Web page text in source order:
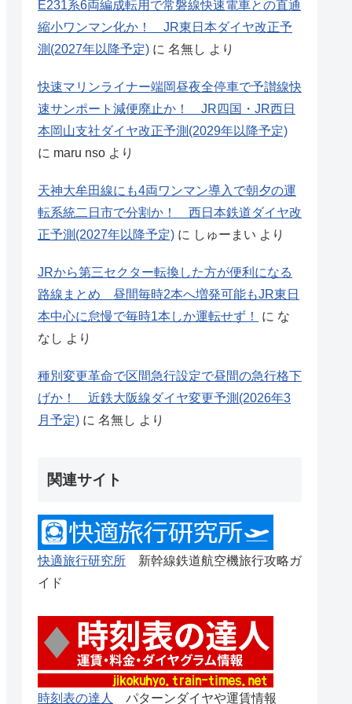
E231系6両編成転用で常磐線快速電車との直通
縮小ワンマン化か！ JR東日本ダイヤ改正予
測(2027年以降予定) に 名無し より
快速マリンライナー端岡昼夜全停車で予讃線快
速サンポート減便廃止か！ JR四国・JR西日
本岡山支社ダイヤ改正予測(2029年以降予定)
に maru nso より
天神大牟田線にも4両ワンマン導入で朝夕の運
転系統二日市で分割か！ 西日本鉄道ダイヤ改
正予測(2027年以降予定) に しゅーまい より
JRから第三セクター転換した方が便利になる
路線まとめ 昼間毎時2本へ増発可能もJR東日
本中心に怠慢で毎時1本しか運転せず！
に な
なし より
種別変更革命で区間急行設定で昼間の急行格下
げか！ 近鉄大阪線ダイヤ変更予測(2026年3
月予定) に 名無し より
関連サイト
快適旅行研究所 新幹線鉄道航空機旅行攻略ガ
イド
時刻表の達人 パターンダイヤや運賃情報